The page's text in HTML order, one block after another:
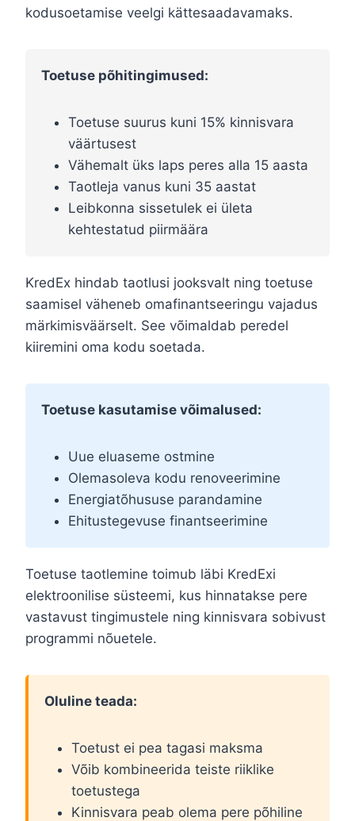
kodusoetamise veelgi kättesaadavamaks.
Toetuse põhitingimused:
Toetuse suurus kuni 15% kinnisvara
väärtusest
Vähemalt üks laps peres alla 15 aasta
Taotleja vanus kuni 35 aastat
Leibkonna sissetulek ei ületa
kehtestatud piirmäära
KredEx hindab taotlusi jooksvalt ning toetuse
saamisel väheneb omafinantseeringu vajadus
märkimisväärselt. See võimaldab peredel
kiiremini oma kodu soetada.
Toetuse kasutamise võimalused:
Uue eluaseme ostmine
Olemasoleva kodu renoveerimine
Energiatõhususe parandamine
Ehitustegevuse finantseerimine
Toetuse taotlemine toimub läbi KredExi
elektroonilise süsteemi, kus hinnatakse pere
vastavust tingimustele ning kinnisvara sobivust
programmi nõuetele.
Oluline teada:
Toetust ei pea tagasi maksma
Võib kombineerida teiste riiklike
toetustega
Kinnisvara peab olema pere põhiline